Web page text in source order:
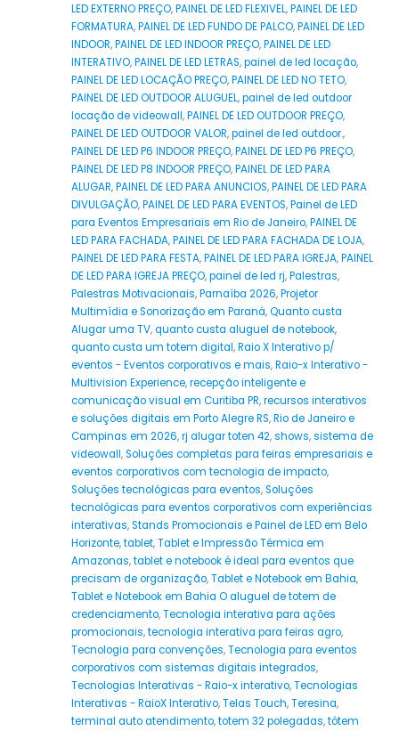
LED EXTERNO PREÇO,PAINEL DE LED FLEXIVEL,PAINEL DE LED
FORMATURA,PAINEL DE LED FUNDO DE PALCO,PAINEL DE LED
INDOOR,PAINEL DE LED INDOOR PREÇO,PAINEL DE LED
INTERATIVO,PAINEL DE LED LETRAS,painel de led locação,
PAINEL DE LED LOCAÇÃO PREÇO,PAINEL DE LED NO TETO,
PAINEL DE LED OUTDOOR ALUGUEL,painel de led outdoor
locação de videowall,PAINEL DE LED OUTDOOR PREÇO,
PAINEL DE LED OUTDOOR VALOR,painel de led outdoor.,
PAINEL DE LED P6 INDOOR PREÇO,PAINEL DE LED P6 PREÇO,
PAINEL DE LED P8 INDOOR PREÇO,PAINEL DE LED PARA
ALUGAR,PAINEL DE LED PARA ANUNCIOS,PAINEL DE LED PARA
DIVULGAÇÃO,PAINEL DE LED PARA EVENTOS,Painel de LED
para Eventos Empresariais em Rio de Janeiro,PAINEL DE
LED PARA FACHADA,PAINEL DE LED PARA FACHADA DE LOJA,
PAINEL DE LED PARA FESTA,PAINEL DE LED PARA IGREJA,PAINEL
DE LED PARA IGREJA PREÇO,painel de led rj,Palestras,
Palestras Motivacionais,Parnaíba 2026,Projetor
Multimídia e Sonorização em Paraná,Quanto custa
Alugar uma TV,quanto custa aluguel de notebook,
quanto custa um totem digital,Raio X Interativo p/
eventos - Eventos corporativos e mais,Raio-x Interativo -
Multivision Experience,recepção inteligente e
comunicação visual em Curitiba PR,recursos interativos
e soluções digitais em Porto Alegre RS,Rio de Janeiro e
Campinas em 2026,rj alugar toten 42,shows,sistema de
videowall,Soluções completas para feiras empresariais e
eventos corporativos com tecnologia de impacto,
Soluções tecnológicas para eventos,Soluções
tecnológicas para eventos corporativos com experiências
interativas,Stands Promocionais e Painel de LED em Belo
Horizonte,tablet,Tablet e Impressão Térmica em
Amazonas,tablet e notebook é ideal para eventos que
precisam de organização,Tablet e Notebook em Bahia,
Tablet e Notebook em Bahia O aluguel de totem de
credenciamento,Tecnologia interativa para ações
promocionais,tecnologia interativa para feiras agro,
Tecnologia para convenções,Tecnologia para eventos
corporativos com sistemas digitais integrados,
Tecnologias Interativas - Raio-x interativo,Tecnologias
Interativas - RaioX Interativo,Telas Touch,Teresina,
terminal auto atendimento,totem 32 polegadas,tótem